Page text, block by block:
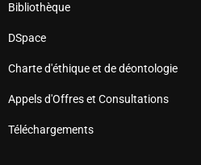
Bibliothèque
DSpace
Charte d'éthique et de déontologie
Appels d'Offres et Consultations
Téléchargements